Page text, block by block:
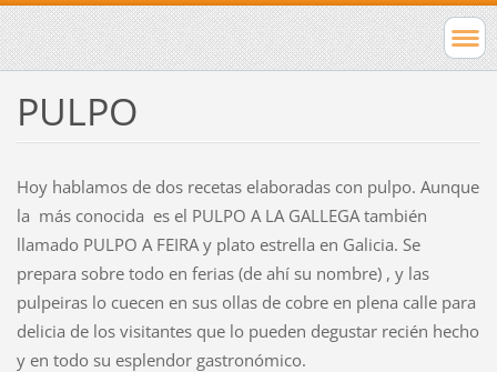
PULPO
Hoy hablamos de dos recetas elaboradas con pulpo. Aunque
la más conocida es el PULPO A LA GALLEGA también
llamado PULPO A FEIRA y plato estrella en Galicia. Se
prepara sobre todo en ferias (de ahí su nombre) , y las
pulpeiras lo cuecen en sus ollas de cobre en plena calle para
delicia de los visitantes que lo pueden degustar recién hecho
y en todo su esplendor gastronómico.